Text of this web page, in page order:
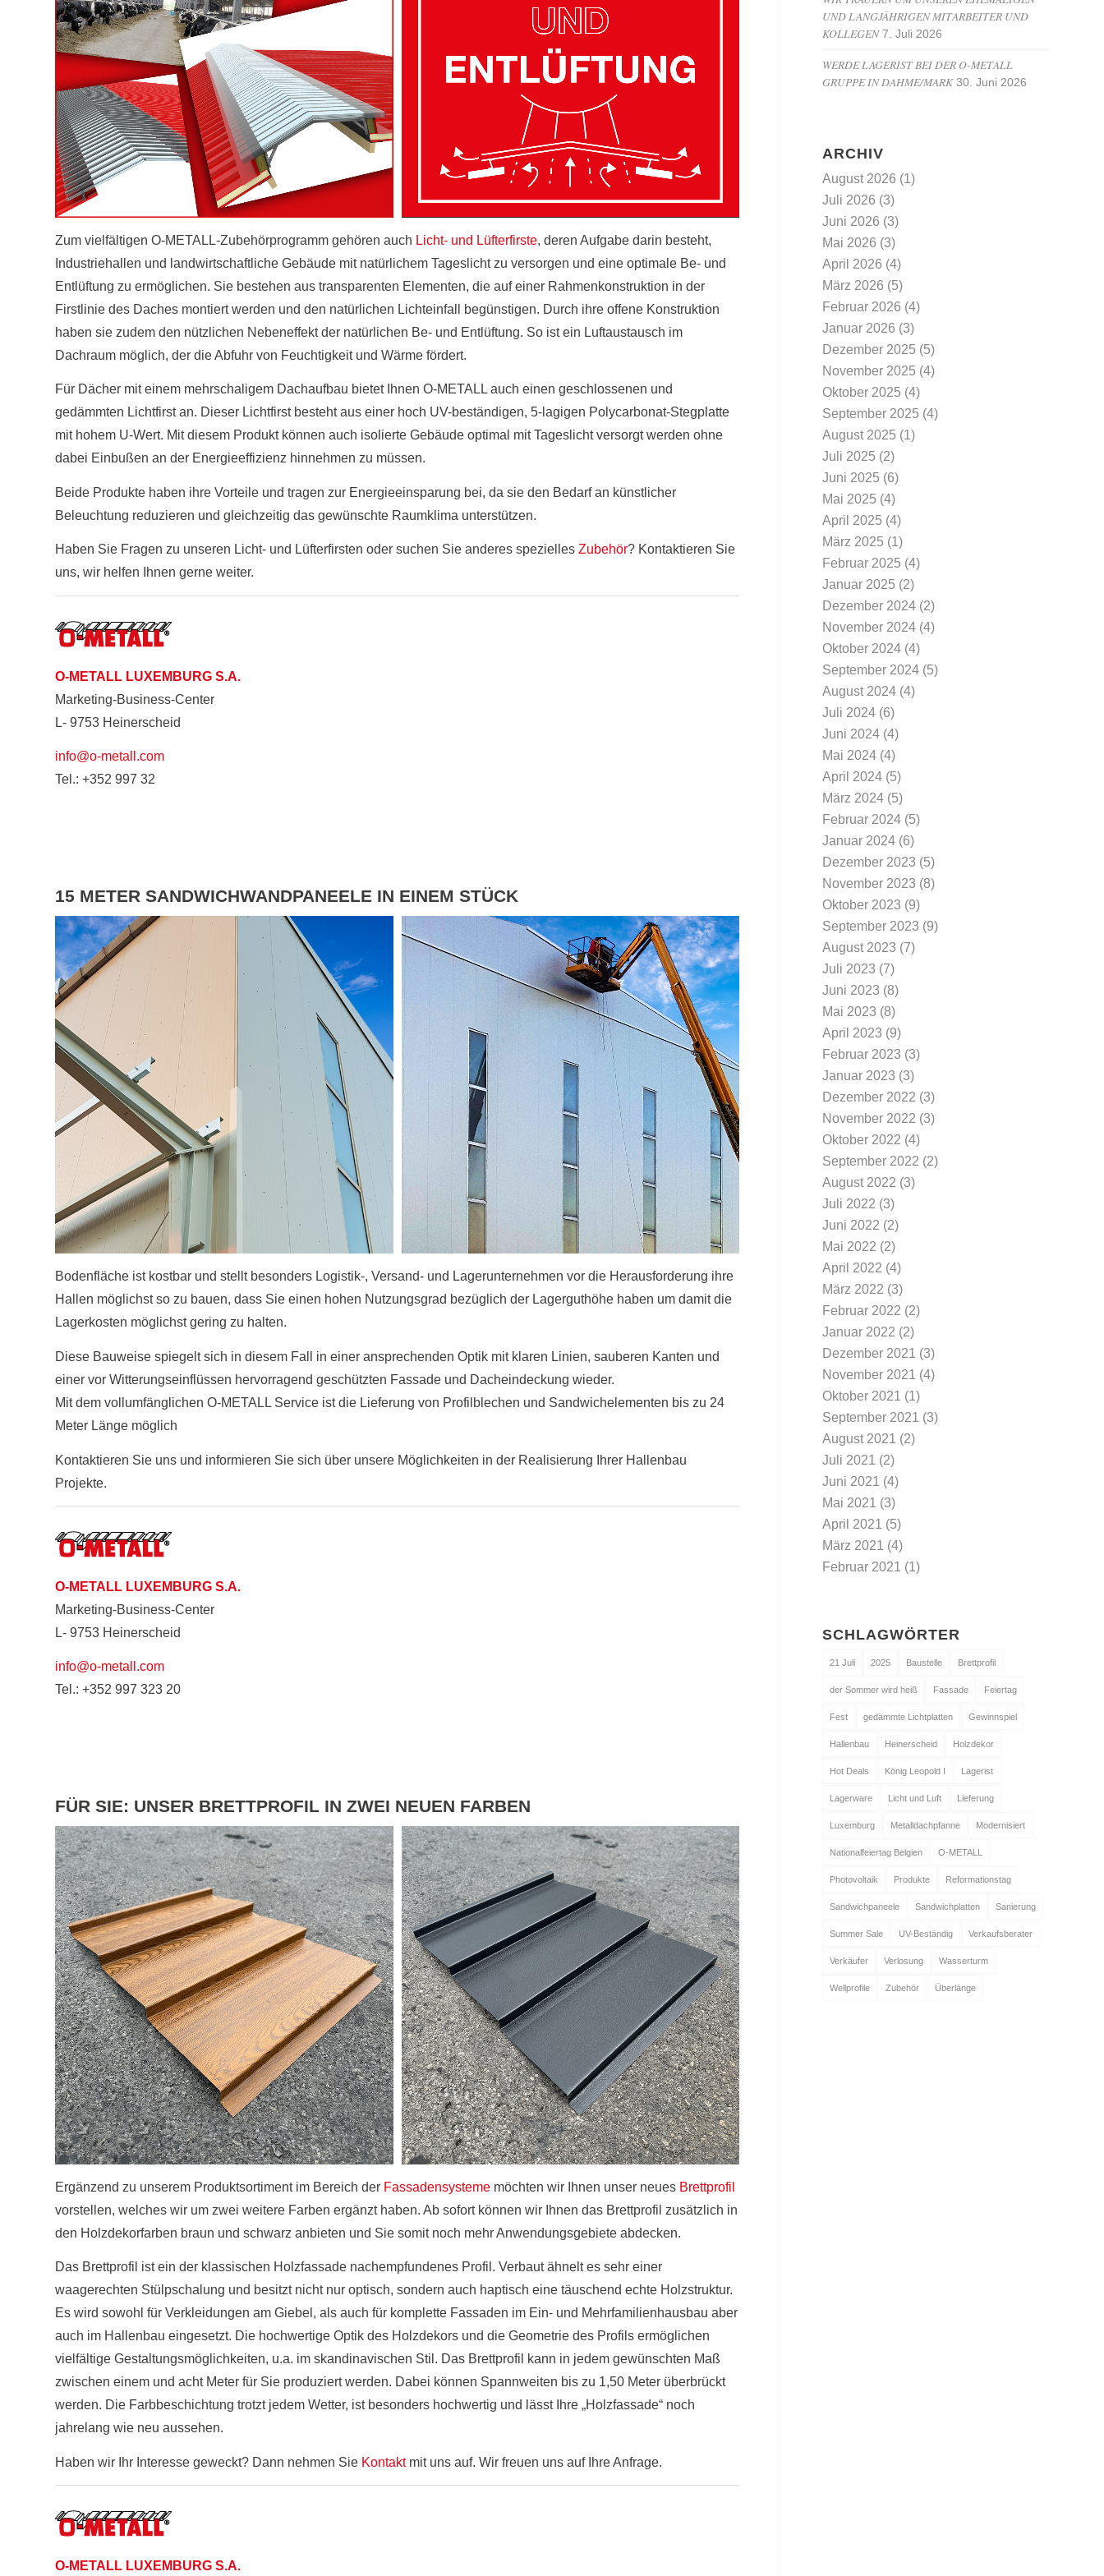
Zum vielfältigen O-METALL-Zubehörprogramm gehören auch Licht- und Lüfterfirste, deren Aufgabe darin besteht,
Industriehallen und landwirtschaftliche Gebäude mit natürlichem Tageslicht zu versorgen und eine optimale Be- und
Entlüftung zu ermöglichen. Sie bestehen aus transparenten Elementen, die auf einer Rahmenkonstruktion in der
Firstlinie des Daches montiert werden und den natürlichen Lichteinfall begünstigen. Durch ihre offene Konstruktion
haben sie zudem den nützlichen Nebeneffekt der natürlichen Be- und Entlüftung. So ist ein Luftaustausch im
Dachraum möglich, der die Abfuhr von Feuchtigkeit und Wärme fördert.
Für Dächer mit einem mehrschaligem Dachaufbau bietet Ihnen O-METALL auch einen geschlossenen und
gedämmten Lichtfirst an. Dieser Lichtfirst besteht aus einer hoch UV-beständigen, 5-lagigen Polycarbonat-Stegplatte
mit hohem U-Wert. Mit diesem Produkt können auch isolierte Gebäude optimal mit Tageslicht versorgt werden ohne
dabei Einbußen an der Energieeffizienz hinnehmen zu müssen.
Beide Produkte haben ihre Vorteile und tragen zur Energieeinsparung bei, da sie den Bedarf an künstlicher
Beleuchtung reduzieren und gleichzeitig das gewünschte Raumklima unterstützen.
Haben Sie Fragen zu unseren Licht- und Lüfterfirsten oder suchen Sie anderes spezielles Zubehör? Kontaktieren Sie
uns, wir helfen Ihnen gerne weiter.
O-METALL LUXEMBURG S.A.
Marketing-Business-Center
L- 9753 Heinerscheid
info@o-metall.com
Tel.: +352 997 32
15 METER SANDWICHWANDPANEELE IN EINEM STÜCK
Bodenfläche ist kostbar und stellt besonders Logistik-, Versand- und Lagerunternehmen vor die Herausforderung ihre
Hallen möglichst so zu bauen, dass Sie einen hohen Nutzungsgrad bezüglich der Lagerguthöhe haben um damit die
Lagerkosten möglichst gering zu halten.
Diese Bauweise spiegelt sich in diesem Fall in einer ansprechenden Optik mit klaren Linien, sauberen Kanten und
einer vor Witterungseinflüssen hervorragend geschützten Fassade und Dacheindeckung wieder.
Mit dem vollumfänglichen O-METALL Service ist die Lieferung von Profilblechen und Sandwichelementen bis zu 24
Meter Länge möglich
Kontaktieren Sie uns und informieren Sie sich über unsere Möglichkeiten in der Realisierung Ihrer Hallenbau
Projekte.
O-METALL LUXEMBURG S.A.
Marketing-Business-Center
L- 9753 Heinerscheid
info@o-metall.com
Tel.: +352 997 323 20
FÜR SIE: UNSER BRETTPROFIL IN ZWEI NEUEN FARBEN
Ergänzend zu unserem Produktsortiment im Bereich der Fassadensysteme möchten wir Ihnen unser neues Brettprofil
vorstellen, welches wir um zwei weitere Farben ergänzt haben. Ab sofort können wir Ihnen das Brettprofil zusätzlich in
den Holzdekorfarben braun und schwarz anbieten und Sie somit noch mehr Anwendungsgebiete abdecken.
Das Brettprofil ist ein der klassischen Holzfassade nachempfundenes Profil. Verbaut ähnelt es sehr einer
waagerechten Stülpschalung und besitzt nicht nur optisch, sondern auch haptisch eine täuschend echte Holzstruktur.
Es wird sowohl für Verkleidungen am Giebel, als auch für komplette Fassaden im Ein- und Mehrfamilienhausbau aber
auch im Hallenbau eingesetzt. Die hochwertige Optik des Holzdekors und die Geometrie des Profils ermöglichen
vielfältige Gestaltungsmöglichkeiten, u.a. im skandinavischen Stil. Das Brettprofil kann in jedem gewünschten Maß
zwischen einem und acht Meter für Sie produziert werden. Dabei können Spannweiten bis zu 1,50 Meter überbrückt
werden. Die Farbbeschichtung trotzt jedem Wetter, ist besonders hochwertig und lässt Ihre „Holzfassade“ noch
jahrelang wie neu aussehen.
Haben wir Ihr Interesse geweckt? Dann nehmen Sie Kontaktmit uns auf. Wir freuen uns auf Ihre Anfrage.
O-METALL LUXEMBURG S.A.
UND LANGJÄHRIGEN MITARBEITER UND
KOLLEGEN 7. Juli 2026
WERDE LAGERIST BEI DER O-METALL
GRUPPE IN DAHME/MARK 30. Juni 2026
ARCHIV
August 2026 (1)
Juli 2026 (3)
Juni 2026 (3)
Mai 2026 (3)
April 2026 (4)
März 2026 (5)
Februar 2026 (4)
Januar 2026 (3)
Dezember 2025 (5)
November 2025 (4)
Oktober 2025 (4)
September 2025 (4)
August 2025 (1)
Juli 2025 (2)
Juni 2025 (6)
Mai 2025 (4)
April 2025 (4)
März 2025 (1)
Februar 2025 (4)
Januar 2025 (2)
Dezember 2024 (2)
November 2024 (4)
Oktober 2024 (4)
September 2024 (5)
August 2024 (4)
Juli 2024 (6)
Juni 2024 (4)
Mai 2024 (4)
April 2024 (5)
März 2024 (5)
Februar 2024 (5)
Januar 2024 (6)
Dezember 2023 (5)
November 2023 (8)
Oktober 2023 (9)
September 2023 (9)
August 2023 (7)
Juli 2023 (7)
Juni 2023 (8)
Mai 2023 (8)
April 2023 (9)
Februar 2023 (3)
Januar 2023 (3)
Dezember 2022 (3)
November 2022 (3)
Oktober 2022 (4)
September 2022 (2)
August 2022 (3)
Juli 2022 (3)
Juni 2022 (2)
Mai 2022 (2)
April 2022 (4)
März 2022 (3)
Februar 2022 (2)
Januar 2022 (2)
Dezember 2021 (3)
November 2021 (4)
Oktober 2021 (1)
September 2021 (3)
August 2021 (2)
Juli 2021 (2)
Juni 2021 (4)
Mai 2021 (3)
April 2021 (5)
März 2021 (4)
Februar 2021 (1)
SCHLAGWÖRTER
21 Juli 2025 Baustelle Brettprofil
der Sommer wird heiß Fassade Feiertag
Fest gedämmte Lichtplatten Gewinnspiel
Hallenbau Heinerscheid Holzdekor
Hot Deals König Leopold I Lagerist
Lagerware Licht und Luft Lieferung
Luxemburg Metalldachpfanne Modernisiert
Nationalfeiertag Belgien O-METALL
Photovoltaik Produkte Reformationstag
Sandwichpaneele Sandwichplatten Sanierung
Summer Sale UV-Beständig Verkaufsberater
Verkäufer Verlosung Wasserturm
Wellprofile Zubehör Überlänge